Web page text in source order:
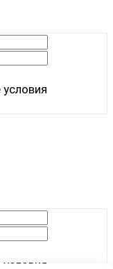
условия
условия